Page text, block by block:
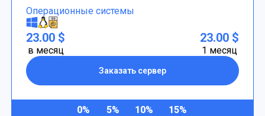
Операционные системы
23.00 $
в месяц
Заказать сервер
23.00 $
1 месяц
0% 5% 10% 15%